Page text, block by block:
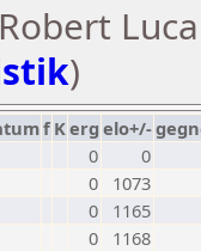
)
f Kerg elo+/-
0
0
0
1073
0
1165
0
1168